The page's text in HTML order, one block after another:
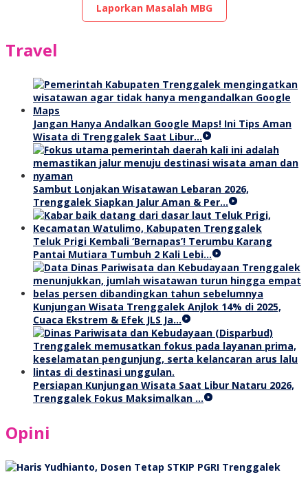
Laporkan Masalah MBG
Travel
Jangan Hanya Andalkan Google Maps! Ini Tips Aman
Wisata di Trenggalek Saat Libur…
Sambut Lonjakan Wisatawan Lebaran 2026,
Trenggalek Siapkan Jalur Aman & Per…
Teluk Prigi Kembali ‘Bernapas’! Terumbu Karang
Pantai Mutiara Tumbuh 2 Kali Lebi…
Kunjungan Wisata Trenggalek Anjlok 14% di 2025,
Cuaca Ekstrem & Efek JLS Ja…
Persiapan Kunjungan Wisata Saat Libur Nataru 2026,
Trenggalek Fokus Maksimalkan …
Opini